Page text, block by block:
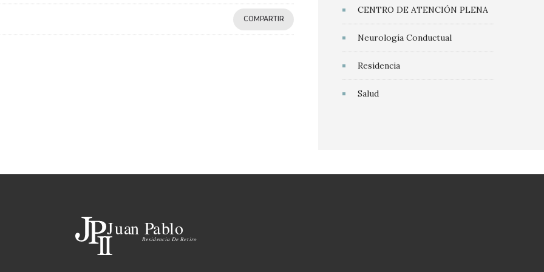
COMPARTIR
CENTRO DE ATENCIÓN PLENA
Neurología Conductual
Residencia
Salud